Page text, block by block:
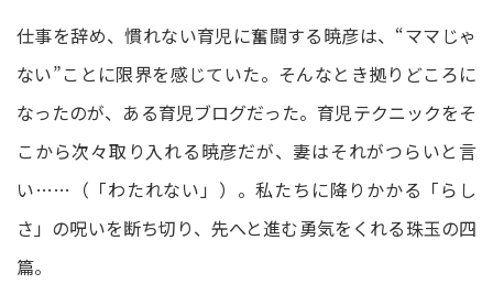
仕事を辞め、慣れない育児に奮闘する暁彦は、“ママじゃ
ない”ことに限界を感じていた。そんなとき拠りどころに
なったのが、ある育児ブログだった。育児テクニックをそ
こから次々取り入れる暁彦だが、妻はそれがつらいと言
い……（「わたれない」）。私たちに降りかかる「らし
さ」の呪いを断ち切り、先へと進む勇気をくれる珠玉の四
篇。